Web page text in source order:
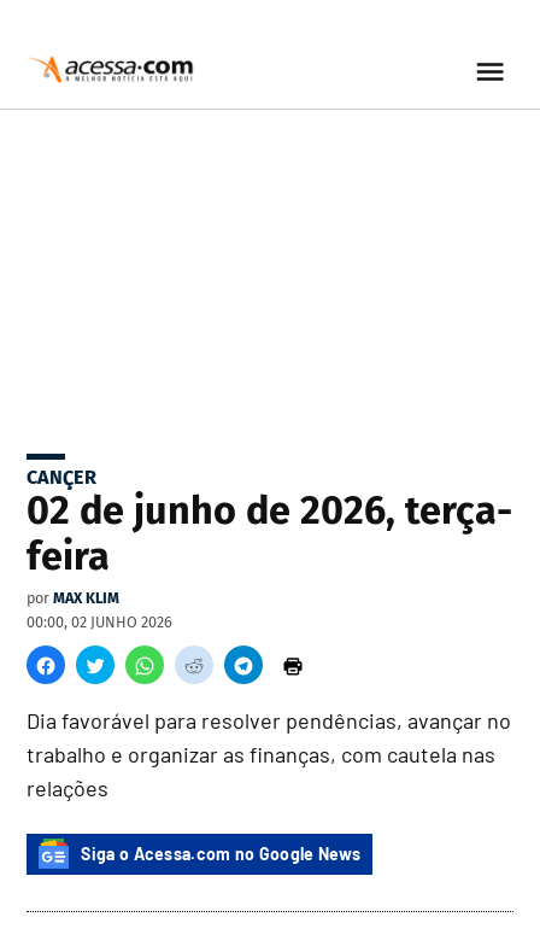
CANÇER
02 de junho de 2026, terça-
feira
por MAX KLIM
00:00, 02 JUNHO 2026
Dia favorável para resolver pendências, avançar no
trabalho e organizar as finanças, com cautela nas
relações
Siga o Acessa.com no Google News